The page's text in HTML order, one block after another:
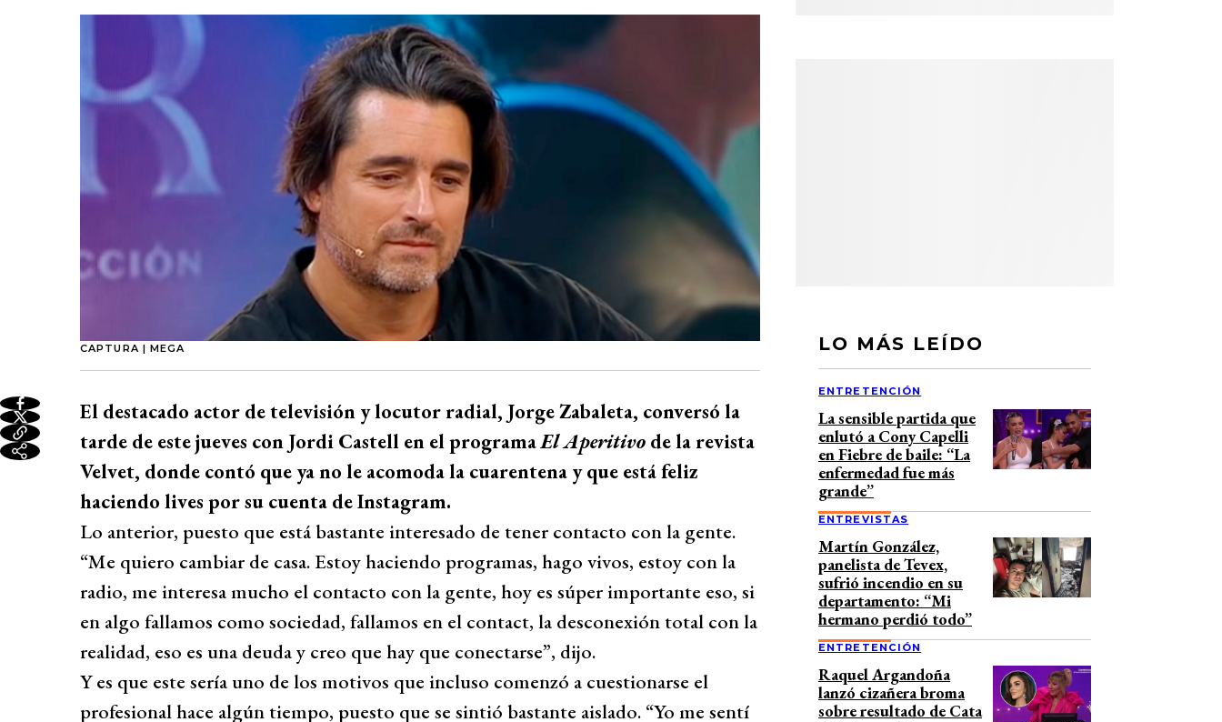
CAPTURA | MEGA
El destacado actor de televisión y locutor radial, Jorge Zabaleta, conversó la
tarde de este jueves con Jordi Castell en el programaEl Aperitivo de la revista
Velvet, donde contó que ya no le acomoda la cuarentena y que está feliz
haciendo lives por su cuenta de Instagram.
Lo anterior, puesto que está bastante interesado de tener contacto con la gente.
“Me quiero cambiar de casa. Estoy haciendo programas, hago vivos, estoy con la
radio, me interesa mucho el contacto con la gente, hoy es súper importante eso, si
en algo fallamos como sociedad, fallamos en el contact, la desconexión total con la
realidad, eso es una deuda y creo que hay que conectarse”, dijo.
Y es que este sería uno de los motivos que incluso comenzó a cuestionarse el
profesional hace algún tiempo, puesto que se sintió bastante aislado. “Yo me sentí
LO MÁS LEÍDO
ENTRETENCIÓN
La sensible partida que
enlutó a Cony Capelli
en Fiebre de baile: “La
enfermedad fue más
grande”
ENTREVISTAS
Martín González,
panelista de Tevex,
sufrió incendio en su
departamento: “Mi
hermano perdió todo”
ENTRETENCIÓN
Raquel Argandoña
lanzó cizañera broma
sobre resultado de Cata